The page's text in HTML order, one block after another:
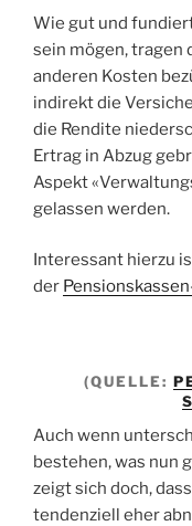
Wie gut und
sein mögen, tragen
anderen Kosten
indirekt die
die Rendite
Ertrag in Abzug
Aspekt
gelassen werden.
Interessant hierzu
der
(QUELLE:
Auch wenn
bestehen, was nun
zeigt sich doch,
tendenziell eher